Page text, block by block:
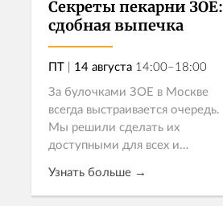
Секреты пекарни ЗОЕ:
сдобная выпечка
ПТ | 14 августа 14:00–18:00
За булочками ЗОЕ в Москве
всегда выстраивается очередь.
Мы решили сделать их
доступными для всех и
ЗОЕ Александру Моисееву,
чтобы раскрыть все секреты
Узнать больше →